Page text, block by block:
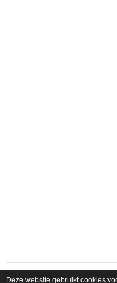
Deze website gebruikt cookies
© 2026 shopfriendsfoes